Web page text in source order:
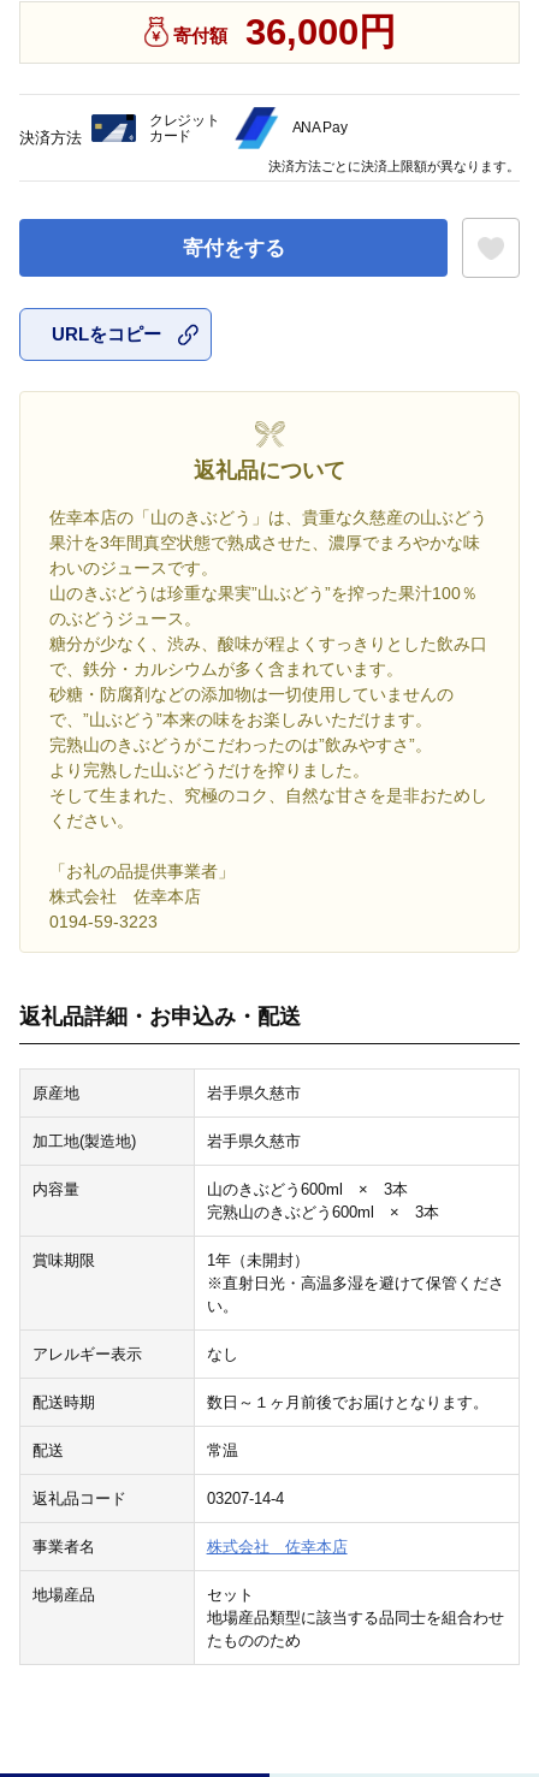
寄付額 36,000円
寄付をする
URLをコピー
返礼品について
佐幸本店の「山のきぶどう」は、貴重な久慈産の山ぶどう
果汁を3年間真空状態で熟成させた、濃厚でまろやかな味
わいのジュースです。
山のきぶどうは珍重な果実”山ぶどう”を搾った果汁100％
のぶどうジュース。
糖分が少なく、渋み、酸味が程よくすっきりとした飲み口
で、鉄分・カルシウムが多く含まれています。
砂糖・防腐剤などの添加物は一切使用していませんの
で、”山ぶどう”本来の味をお楽しみいただけます。
完熟山のきぶどうがこだわったのは”飲みやすさ”。
より完熟した山ぶどうだけを搾りました。
そして生まれた、究極のコク、自然な甘さを是非おためし
ください。
「お礼の品提供事業者」
株式会社 佐幸本店
0194-59-3223
返礼品詳細・お申込み・配送
原産地 岩手県久慈市
加工地(製造地) 岩手県久慈市
内容量
山のきぶどう600ml × 3本
完熟山のきぶどう600ml × 3本
賞味期限
1年（未開封）
※直射日光・高温多湿を避けて保管くださ
い。
アレルギー表示 なし
配送時期 数日～１ヶ月前後でお届けとなります。
配送 常温
返礼品コード 03207-14-4
事業者名 株式会社 佐幸本店
地場産品
セット
地場産品類型に該当する品同士を組合わせ
たもののため
決済方法
クレジット
カード
ANA Pay
決済方法ごとに決済上限額が異なります。